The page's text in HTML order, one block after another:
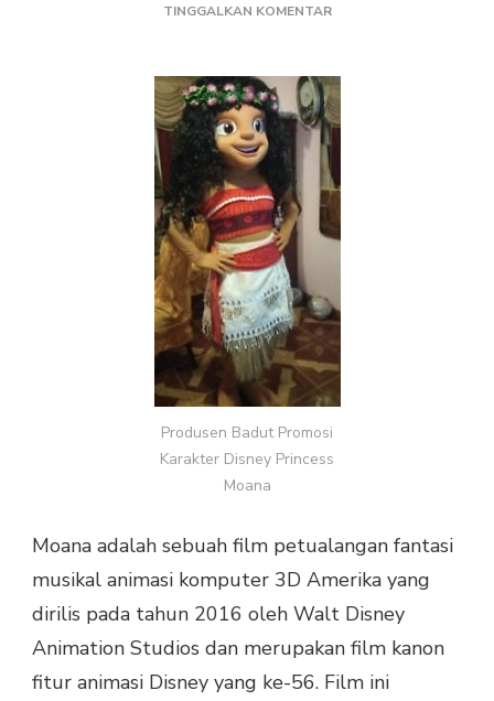
TINGGALKAN KOMENTARPADA
PROMOSI
KARAKTER
DISNEY
PRINCESS
MOANA
Produsen Badut Promosi
Karakter Disney Princess
Moana
Moana adalah sebuah film petualangan fantasi
musikal animasi komputer 3D Amerika yang
dirilis pada tahun 2016 oleh Walt Disney
Animation Studios dan merupakan film kanon
fitur animasi Disney yang ke-56. Film ini